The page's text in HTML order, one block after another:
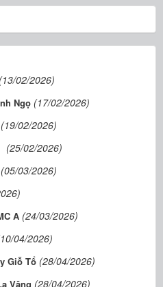
(13/02/2026)
Ngọ (17/02/2026)
(19/02/2026)
(25/02/2026)
(05/03/2026)
A (24/03/2026)
04/2026)
Giỗ Tổ (28/04/2026)
Vâng (28/04/2026)